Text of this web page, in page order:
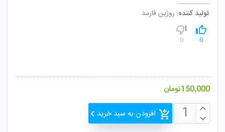
تولید کننده: روژین فارمد
0
0
150,000تومان
افزودن به سبد خرید